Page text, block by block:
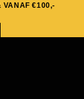
VANAF €100,-